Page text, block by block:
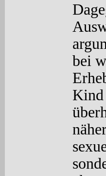
bei
Kind